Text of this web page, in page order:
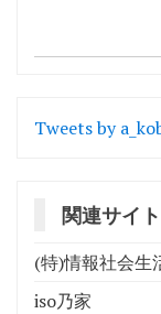
ョ
Tweets by
関連サイト
(特)情報社会生
iso乃家